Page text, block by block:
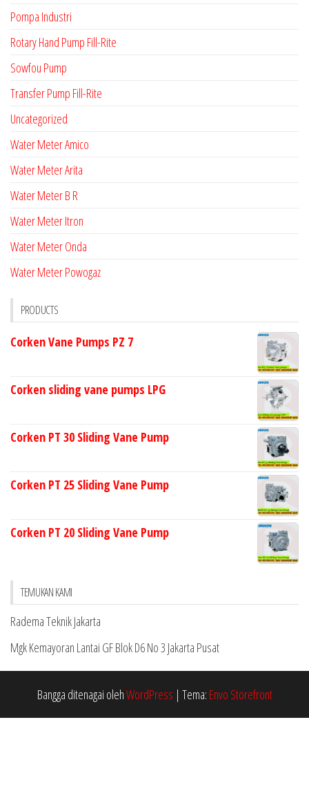
Pompa Industri
Rotary Hand Pump Fill-Rite
Sowfou Pump
Transfer Pump Fill-Rite
Uncategorized
Water Meter Amico
Water Meter Arita
Water Meter B R
Water Meter Itron
Water Meter Onda
Water Meter Powogaz
PRODUCTS
Corken Vane Pumps PZ 7
Corken sliding vane pumps LPG
Corken PT 30 Sliding Vane Pump
Corken PT 25 Sliding Vane Pump
Corken PT 20 Sliding Vane Pump
TEMUKAN KAMI
Radema Teknik Jakarta
Mgk Kemayoran Lantai GF Blok D6 No 3 Jakarta Pusat
Bangga ditenagai olehWordPress | Tema: Envo Storefront